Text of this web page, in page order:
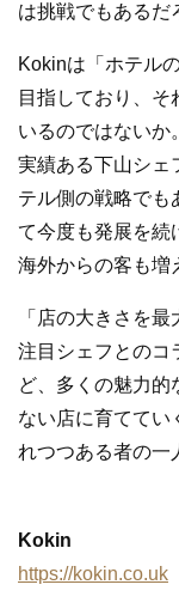
は挑戦でもあるだ
Kokinは「ホテル
目指しており、
いるのではないか
実績ある下山シェ
テル側の戦略でも
て今度も発展を続
海外からの客も増
「店の大きさを
注目シェフとのコ
ど、多くの魅力的
ない店に育ててい
れつつある者の一
Kokin
https://kokin.co.uk